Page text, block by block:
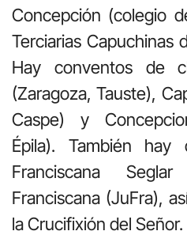
Concepción (colegio
Terciarias Capuchinas
Hay conventos de
(Zaragoza, Tauste),
Caspe) y
Épila). También
Franciscana
Franciscana (JuFra),
la Crucifixión del Señor.